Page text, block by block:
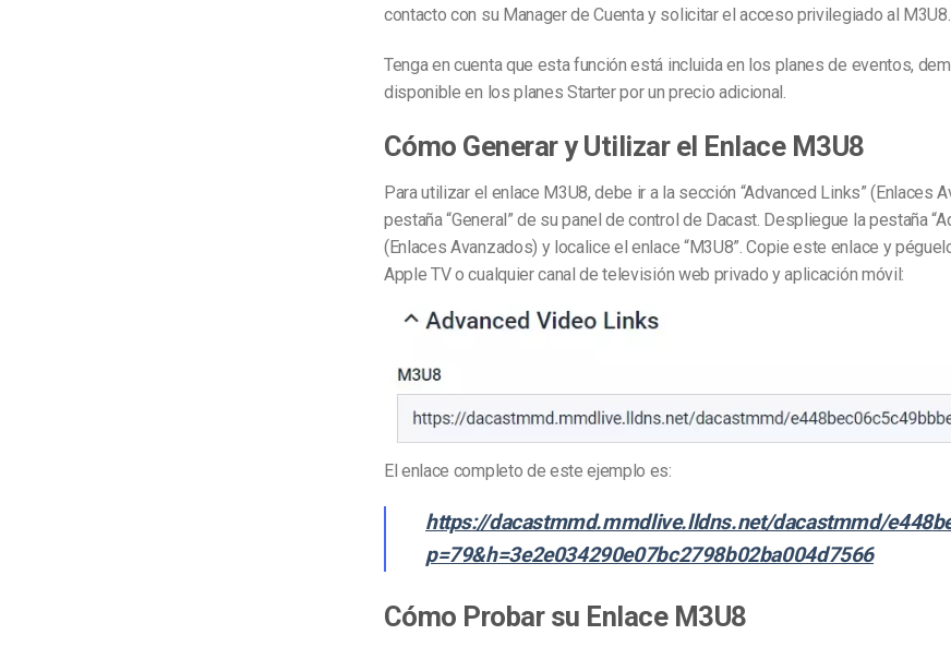
contacto con su Manager de Cuenta y solicitar el acceso privilegiado al M3U8.
Tenga en cuenta que esta función está incluida en los planes de eventos,
disponible en los planes Starter por un precio adicional.
Cómo Generar y Utilizar el Enlace M3U8
Para utilizar el enlace M3U8, debe ir a la sección “Advanced Links” (Enlaces
pestaña “General” de su panel de control de Dacast. Despliegue la pestaña
(Enlaces Avanzados) y localice el enlace “M3U8”. Copie este enlace y
Apple TV o cualquier canal de televisión web privado y aplicación móvil:
El enlace completo de este ejemplo es:
https://dacastmmd.mmdlive.lldns.net/dacastmmd/
p=79&h=3e2e034290e07bc2798b02ba004d7566
Cómo Probar su Enlace M3U8